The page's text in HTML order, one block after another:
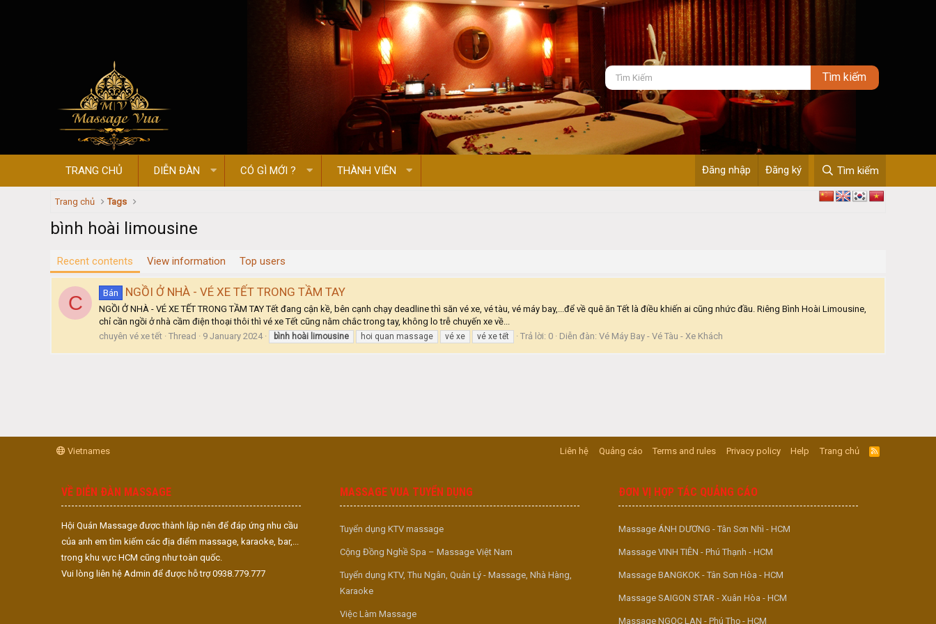
TRANG CHỦ DIỄN ĐÀN CÓ GÌ MỚI ? THÀNH VIÊN Đăng nhập Đăng ký Tìm kiếm
Trang chủ Tags
bình hoài limousine
Recent contents View information Top users
C Bán NGỒI Ở NHÀ - VÉ XE TẾT TRONG TẦM TAY
NGỒI Ở NHÀ - VÉ XE TẾT TRONG TẦM TAY Tết đang cận kề, bên cạnh chạy deadline thì săn vé xe, vé tàu, vé máy bay,...để về quê ăn Tết là điều khiến ai cũng nhức đầu. Riêng Bình Hoài Limousine,
chỉ cần ngồi ở nhà cầm điện thoại thôi thì vé xe Tết cũng nằm chắc trong tay, không lo trễ chuyến xe về...
chuyên vé xe tết Thread 9 January 2024 bình hoài limousine hoi quan massage vé xe vé xe tết Trả lời: 0 Diễn đàn: Vé Máy Bay - Vé Tàu - Xe Khách
Vietnames Liên hệ Quảng cáo Terms and rules Privacy policy Help Trang chủ
R
S
VỀ DIỄN ĐÀN MASSAGE
Hội Quán Massage được thành lập nên để đáp ứng nhu cầu
của anh em tìm kiếm các địa điểm massage, karaoke, bar,...
trong khu vực HCM cũng như toàn quốc.
Vui lòng liên hệ Admin để được hỗ trợ 0938.779.777
MASSAGE VUA TUYỂN DỤNG
Tuyển dụng KTV massage
Cộng Đồng Nghề Spa – Massage Việt Nam
Tuyển dụng KTV, Thu Ngân, Quản Lý - Massage, Nhà Hàng,
Karaoke
Việc Làm Massage
ĐƠN VỊ HỢP TÁC QUẢNG CÁO
Massage ÁNH DƯƠNG - Tân Sơn Nhì - HCM
Massage VINH TIÊN - Phú Thạnh - HCM
Massage BANGKOK - Tân Sơn Hòa - HCM
Massage SAIGON STAR - Xuân Hòa - HCM
Massage NGỌC LAN - Phú Thọ - HCM